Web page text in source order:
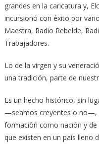
grandes en la caricatura y,
incursionó con éxito por
Maestra, Radio Rebelde,
Trabajadores.
Lo de la virgen y su
una tradición, parte de
Es un hecho histórico, sin
—seamos creyentes o no—,
formación como nación y
que existen en un país lleno